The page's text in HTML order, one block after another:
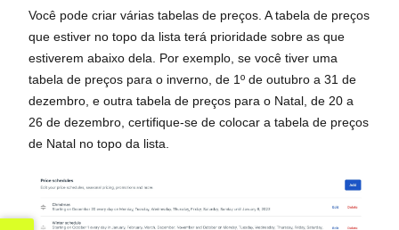
Você pode criar várias tabelas de preços. A tabela de preços
que estiver no topo da lista terá prioridade sobre as que
estiverem abaixo dela. Por exemplo, se você tiver uma
tabela de preços para o inverno, de 1º de outubro a 31 de
dezembro, e outra tabela de preços para o Natal, de 20 a
26 de dezembro, certifique-se de colocar a tabela de preços
de Natal no topo da lista.